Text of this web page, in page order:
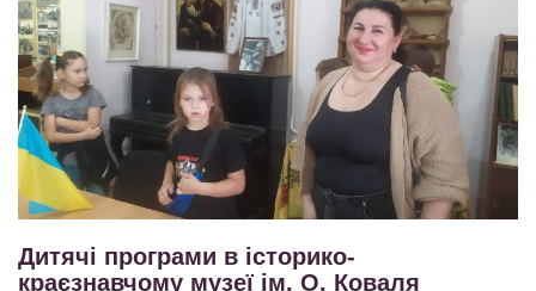
Дитячі програми в історико-
краєзнавчому музеї ім. О. Коваля